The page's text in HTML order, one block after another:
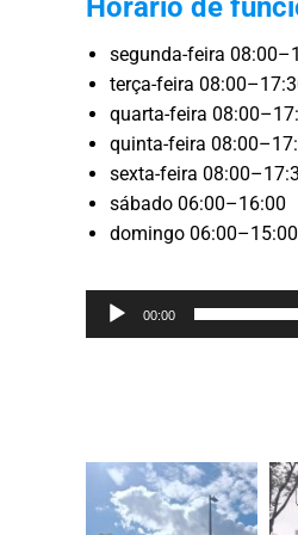
Horário de
segunda-feira
terça-feira
quarta-feira
quinta-feira
sexta-feira
sábado 06:00–16:00
domingo 06:00–15:00
Reprodutor
de
00:00